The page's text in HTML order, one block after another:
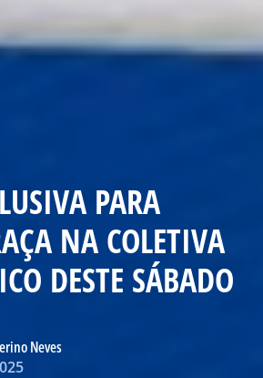
PARA
NA COLETIVA
DESTE SÁBADO
Neves